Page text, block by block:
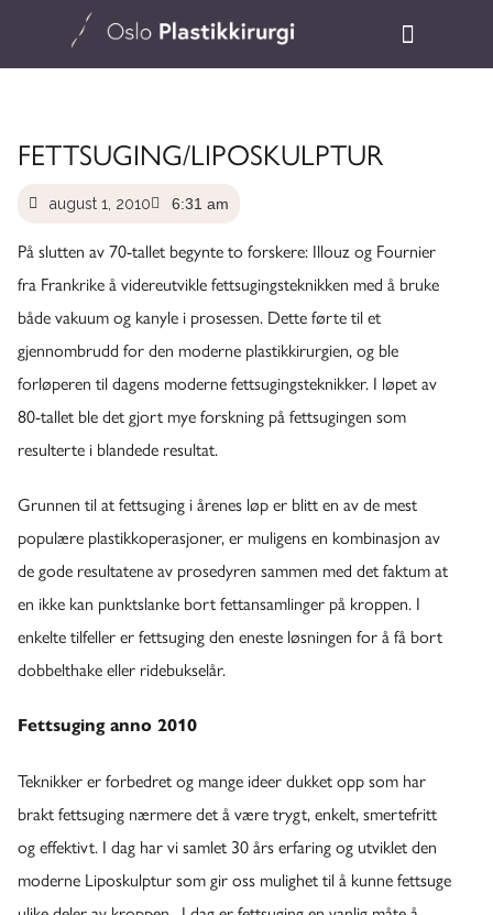
FETTSUGING/LIPOSKULPTUR
august 1, 2010 6:31 am
På slutten av 70-tallet begynte to forskere: Illouz og Fournier
fra Frankrike å videreutvikle fettsugingsteknikken med å bruke
både vakuum og kanyle i prosessen. Dette førte til et
gjennombrudd for den moderne plastikkirurgien, og ble
forløperen til dagens moderne fettsugingsteknikker. I løpet av
80-tallet ble det gjort mye forskning på fettsugingen som
resulterte i blandede resultat.
Grunnen til at fettsuging i årenes løp er blitt en av de mest
populære plastikkoperasjoner, er muligens en kombinasjon av
de gode resultatene av prosedyren sammen med det faktum at
en ikke kan punktslanke bort fettansamlinger på kroppen. I
enkelte tilfeller er fettsuging den eneste løsningen for å få bort
dobbelthake eller ridebukselår.
Fettsuging anno 2010
Teknikker er forbedret og mange ideer dukket opp som har
braktfettsuging nærmere det å være trygt, enkelt, smertefritt
og effektivt. I dag har vi samlet 30 års erfaring og utviklet den
moderne Liposkulptur som gir oss mulighet til å kunne fettsuge